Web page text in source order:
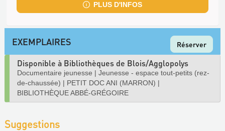
PLUS D'INFOS
EXEMPLAIRES Réserver
Disponible à Bibliothèques de Blois/Agglopolys
Documentaire jeunesse | Jeunesse - espace tout-petits (rez-
de-chaussée) | PETIT DOC ANI (MARRON) |
BIBLIOTHÈQUE ABBÉ-GRÉGOIRE
Suggestions